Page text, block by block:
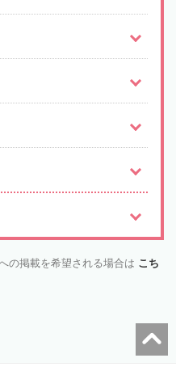
の掲載を希望される場合は こち